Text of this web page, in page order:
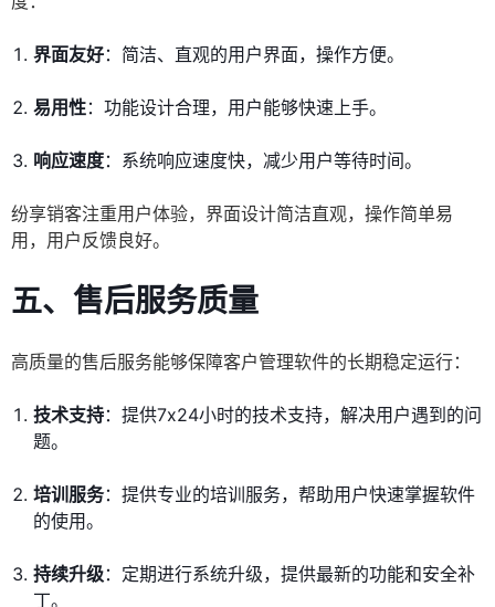
界面友好：简洁、直观的用户界面，操作方便。
易用性：功能设计合理，用户能够快速上手。
响应速度：系统响应速度快，减少用户等待时间。
纷享销客注重用户体验，界面设计简洁直观，操作简单易
用，用户反馈良好。
五、售后服务质量
高质量的售后服务能够保障客户管理软件的长期稳定运行：
技术支持：提供7x24小时的技术支持，解决用户遇到的问
题。
培训服务：提供专业的培训服务，帮助用户快速掌握软件
的使用。
持续升级：定期进行系统升级，提供最新的功能和安全补
丁。